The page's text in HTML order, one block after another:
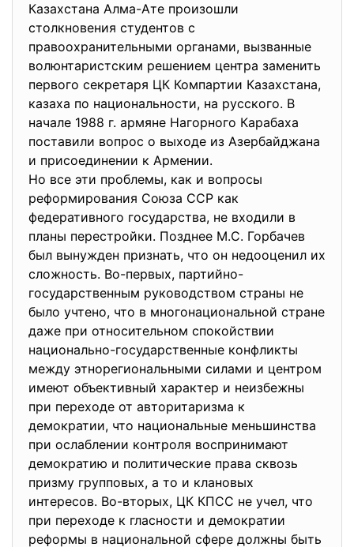
Казахстана Алма-Ате произошли
столкновения студентов с
правоохранительными органами, вызванные
волюнтаристским решением центра заменить
первого секретаря ЦК Компартии Казахстана,
казаха по национальности, на русского. В
начале 1988 г. армяне Нагорного Карабаха
поставили вопрос о выходе из Азербайджана
и присоединении к Армении.
Но все эти проблемы, как и вопросы
реформирования Союза ССР как
федеративного государства, не входили в
планы перестройки. Позднее М.С. Горбачев
был вынужден признать, что он недооценил их
сложность. Во-первых, партийно-
государственным руководством страны не
было учтено, что в многонациональной стране
даже при относительном спокойствии
национально-государственные конфликты
между этнорегиональными силами и центром
имеют объективный характер и неизбежны
при переходе от авторитаризма к
демократии, что национальные меньшинства
при ослаблении контроля воспринимают
демократию и политические права сквозь
призму групповых, а то и клановых
интересов. Во-вторых, ЦК КПСС не учел, что
при переходе к гласности и демократии
реформы в национальной сфере должны быть